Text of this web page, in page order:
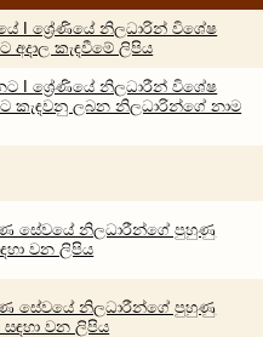
I ශ්‍රේණියේ නිලධාරින් විශේෂ
කැඳවීමේ ලිපිය
I ශ්‍රේණියේ නිලධාරීන් විශේෂ
කැඳවනු ලබන නිලධාරින්ගේ නාම
සේවයේ නිලධාරීන්ගේ පුහුණු
වන ලිපිය
සේවයේ නිලධාරීන්ගේ පුහුණු
සඳහා වන ලිපිය